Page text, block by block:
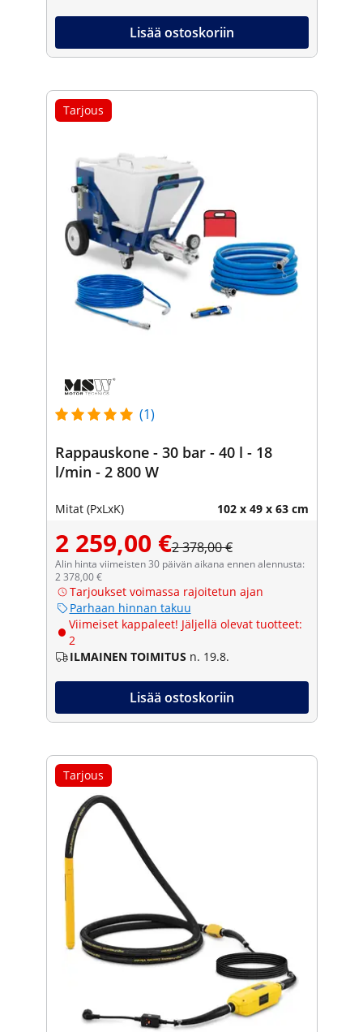
Lisää ostoskoriin
Tarjous
(1)
Rappauskone - 30 bar - 40 l - 18
l/min - 2 800 W
Mitat (PxLxK) 102 x 49 x 63 cm
2 259,00 €2 378,00 €
Alin hinta viimeisten 30 päivän aikana ennen alennusta:
2 378,00 €
Tarjoukset voimassa rajoitetun ajan
Parhaan hinnan takuu
Viimeiset kappaleet! Jäljellä olevat tuotteet:
2
ILMAINEN TOIMITUS n. 19.8.
Lisää ostoskoriin
Tarjous